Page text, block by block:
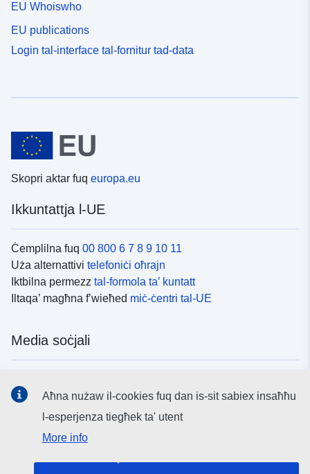
EU Whoiswho
EU publications
Login tal-interface tal-fornitur tad-data
Skopri aktar fuq europa.eu
Ikkuntattja l-UE
Ċemplilna fuq 00 800 6 7 8 9 10 11
Uża alternattivi telefoniċi oħrajn
Iktbilna permezz tal-formola ta’ kuntatt
Iltaqa’ magħna f’wieħed miċ-ċentri tal-UE
Media soċjali
L-istituzzjonijiet u l-korpi tal-UE
Aħna nużaw il-cookies fuq dan is-sit sabiex insaħħu
l-esperjenza tiegħek ta' utent
More info